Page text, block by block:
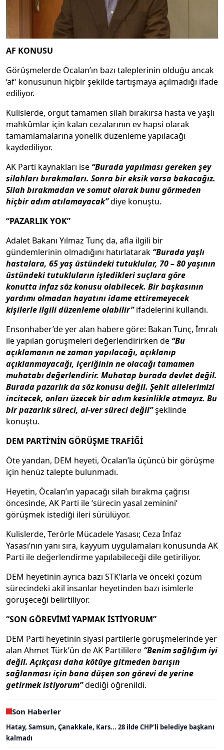
AF KONUSU
Görüşmelerde Öcalan’ın bazı taleplerinin olduğu ancak
‘af’ konusunun hiçbir şekilde tartışmaya açılmadığı ifade
ediliyor.
Kulislerde, örgüt tamamen silah bırakırsa hasta ve yaşlı
mahkûmlar için kalan cezalarının ev hapsi olarak
tamamlamalarına yönelik düzenleme yapılacağı
kaydediliyor.
AK Parti kaynakları ise “Burada yapılması gereken şey
silahları bırakmaları. Sonra bir eksik varsa bakacağız.
Silah bırakmadan ve somut olarak bunu görmeden
hiçbir adım atılamayacak”diye konuştu.
“PAZARLIK YOK”
Adalet Bakanı Yılmaz Tunç da, afla ilgili bir
gündemlerinin olmadığını hatırlatarak “Burada yaşlı
hastalara, 65 yaş üstündeki tutuklular, 70 – 80 yaşının
üstündeki tutukluların işledikleri suçlara göre
konutta infaz söz konusu olabilecek. Bir başkasının
yardımı olmadan hayatını idame ettiremeyecek
kişilerle ilgili düzenleme olabilir”ifadelerini kullandı.
Ensonhaber’de yer alan habere göre: Bakan Tunç, İmralı
ile yapılan görüşmeleri değerlendirirken de “Bu
açıklamanın ne zaman yapılacağı, açıklanıp
açıklanmayacağı, içeriğinin ne olacağı tamamen
muhatabı değerlendirir. Muhatap burada devlet değil.
Burada pazarlık da söz konusu değil. Şehit ailelerimizi
incitecek, onları üzecek bir adım kesinlikle atmayız. Bu
bir pazarlık süreci, al-ver süreci değil”şeklinde
konuştu.
DEM PARTİ’NİN GÖRÜŞME TRAFİĞİ
Öte yandan, DEM heyeti, Öcalan’la üçüncü bir görüşme
için henüz talepte bulunmadı.
Heyetin, Öcalan’ın yapacağı silah bırakma çağrısı
öncesinde, AK Parti ile ‘sürecin yasal zeminini’
görüşmek istediği ileri sürülüyor.
Kulislerde, Terörle Mücadele Yasası; Ceza İnfaz
Yasası’nın yanı sıra, kayyum uygulamaları konusunda AK
Parti ile değerlendirme yapılabileceği dile getiriliyor.
DEM heyetinin ayrıca bazı STK’larla ve önceki çözüm
sürecindeki akil insanlar heyetinden bazı isimlerle
görüşeceği belirtiliyor.
“SON GÖREVİMİ YAPMAK İSTİYORUM”
DEM Parti heyetinin siyasi partilerle görüşmelerinde yer
alan Ahmet Türk’ün de AK Partililere “Benim sağlığım iyi
değil. Açıkçası daha kötüye gitmeden barışın
sağlanması için bana düşen son görevi de yerine
getirmek istiyorum”dediği öğrenildi.
Son Haberler
Hatay, Samsun, Çanakkale, Kars... 28 ilde CHP'li belediye başkanı
kalmadı